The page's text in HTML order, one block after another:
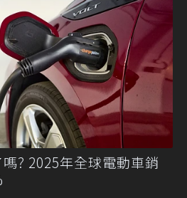
? 2025年全球電動車銷